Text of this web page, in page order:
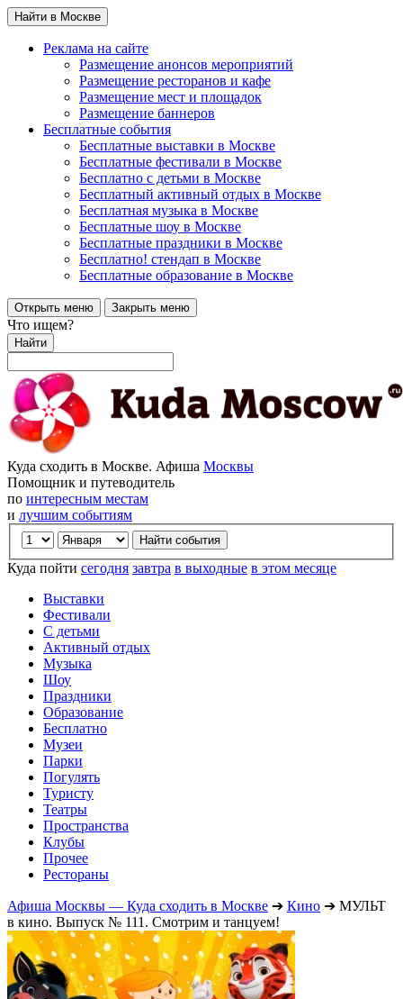
Найти в Москве
Реклама на сайте
Размещение анонсов мероприятий
Размещение ресторанов и кафе
Размещение мест и площадок
Размещение баннеров
Бесплатные события
Бесплатные выставки в Москве
Бесплатные фестивали в Москве
Бесплатно с детьми в Москве
Бесплатный активный отдых в Москве
Бесплатная музыка в Москве
Бесплатные шоу в Москве
Бесплатные праздники в Москве
Бесплатно! стендап в Москве
Бесплатные образование в Москве
Открыть меню Закрыть меню
Что ищем?
Найти
Куда сходить в Москве. Афиша Москвы
Помощник и путеводитель
по интересным местам
и лучшим событиям
Куда пойти сегодня завтра в выходные в этом месяце
Выставки
Фестивали
С детьми
Активный отдых
Музыка
Шоу
Праздники
Образование
Бесплатно
Музеи
Парки
Погулять
Туристу
Театры
Пространства
Клубы
Прочее
Рестораны
Афиша Москвы — Куда сходить в Москве ➔ Кино ➔ МУЛЬТ
в кино. Выпуск № 111. Смотрим и танцуем!